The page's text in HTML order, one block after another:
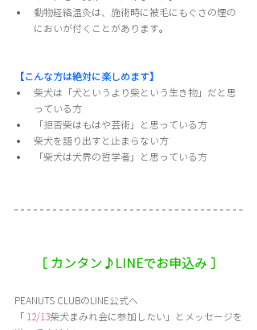
動物経絡温灸は、施術時に被毛にもぐさの煙の
においが付くことがあります。
【こんな方は絶対に楽しめます】
柴犬は「犬というより柴という生き物」だと思
っている方
「拒否柴はもはや芸術」と思っている方
柴犬を語り出すと止まらない方
「柴犬は犬界の哲学者」と思っている方
［ カンタン♪LINEでお申込み ］
PEANUTS CLUBのLINE公式へ
「 12/13柴犬まみれ会に参加したい」とメッセージを